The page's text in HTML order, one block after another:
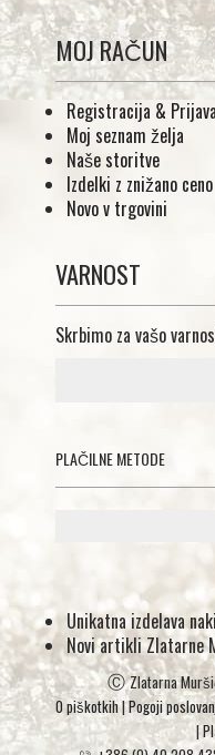
MOJ RAČUN
Registracija & Prijava
Moj seznam želja
Naše storitve
Izdelki z znižano ceno
Novo v trgovini
VARNOST
Skrbimo za vašo
PLAČILNE METODE
Unikatna izdelava
Novi artikli Zlatarne
ⒸZlatarna
O piškotkih|Pogoji
|